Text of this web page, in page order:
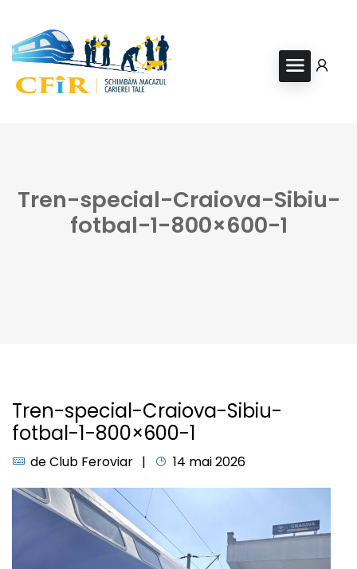
Tren-special-Craiova-Sibiu-
fotbal-1-800×600-1
Tren-special-Craiova-Sibiu-
fotbal-1-800×600-1
deClub Feroviar 14 mai 2026